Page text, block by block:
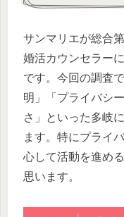
サンマリエが総合
婚活カウンセラー
です。今回の調査
明」「プライバシ
さ」といった多岐
ます。特にプライ
心して活動を進め
思います。